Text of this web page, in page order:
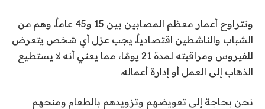
وتتراوح أعمار معظم المصابين بين 15 و45 عاماً. وهم من
الشباب والناشطين اقتصادياً. يجب عزل أي شخص يتعرض
للفيروس ومراقبته لمدة 21 يومًا، مما يعني أنه لا يستطيع
الذهاب إلى العمل أو إدارة أعماله.
نحن بحاجة إلى تعويضهم وتزويدهم بالطعام ومنحهم